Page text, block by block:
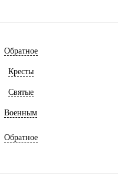
Обратное
Кресты
Святые
Военным
Обратное